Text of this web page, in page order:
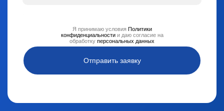
Отправить заявку
Я принимаю условия Политики
конфиденциальностии даю согласие на
обработку персональных данных